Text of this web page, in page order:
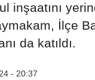
inşaatını
İlçe
da katıldı.
- 20:37